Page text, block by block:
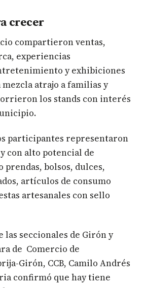
crecer
compartieron ventas,
experiencias
y exhibiciones
atrajo a familias y
los stands con interés
participantes representaron
con alto potencial de
bolsos, dulces,
artículos de consumo
artesanales con sello
las seccionales de Girón y
de Comercio de
Girón, CCB, Camilo Andrés
confirmó que hay tiene